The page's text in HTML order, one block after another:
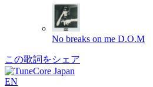
No breaks on me D.O.M
この歌詞をシェア
EN